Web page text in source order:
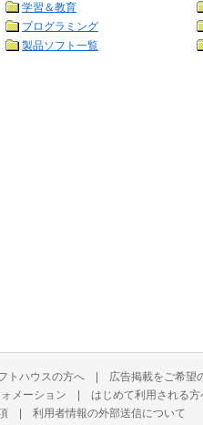
学習＆教育
プログラミング
製品ソフト一覧
トハウスの方へ | 広告掲載をご希望
メーション | はじめて利用される方
| 利用者情報の外部送信について